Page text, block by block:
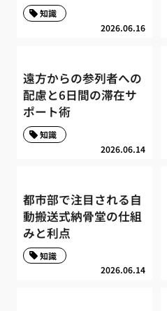
2026.06.16
知識
遠方からの参列者への
配慮と6日間の滞在サ
ポート術
2026.06.14
知識
都市部で注目される自
動搬送式納骨堂の仕組
みと利点
2026.06.14
知識